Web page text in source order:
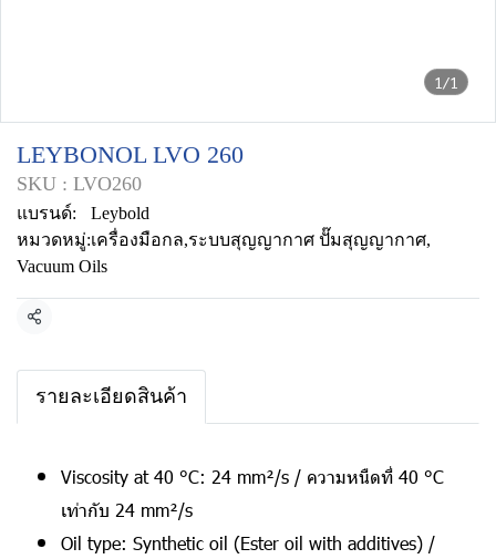
1/1
LEYBONOL LVO 260
SKU : LVO260
แบรนด์:
Leybold
หมวดหมู่:เครื่องมือกล,ระบบสุญญากาศ ปั๊มสุญญากาศ,
Vacuum Oils
แชร์
รายละเอียดสินค้า
Viscosity at 40 °C: 24 mm²/s / ความหนืดที่ 40 °C
เท่ากับ 24 mm²/s
Oil type: Synthetic oil (Ester oil with additives) /